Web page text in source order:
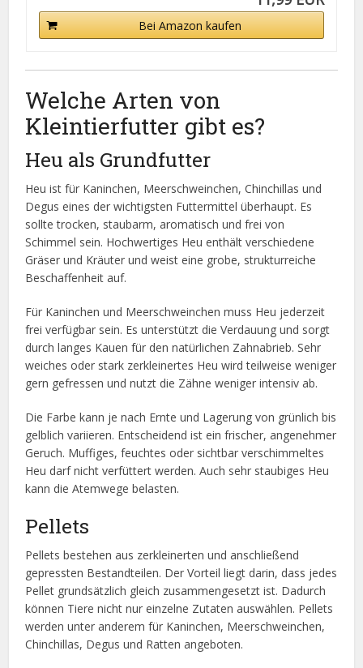
Bei Amazon kaufen
Welche Arten von
Kleintierfutter gibt es?
Heu als Grundfutter
Heu ist für Kaninchen, Meerschweinchen, Chinchillas und
Degus eines der wichtigsten Futtermittel überhaupt. Es
sollte trocken, staubarm, aromatisch und frei von
Schimmel sein. Hochwertiges Heu enthält verschiedene
Gräser und Kräuter und weist eine grobe, strukturreiche
Beschaffenheit auf.
Für Kaninchen und Meerschweinchen muss Heu jederzeit
frei verfügbar sein. Es unterstützt die Verdauung und sorgt
durch langes Kauen für den natürlichen Zahnabrieb. Sehr
weiches oder stark zerkleinertes Heu wird teilweise weniger
gern gefressen und nutzt die Zähne weniger intensiv ab.
Die Farbe kann je nach Ernte und Lagerung von grünlich bis
gelblich variieren. Entscheidend ist ein frischer, angenehmer
Geruch. Muffiges, feuchtes oder sichtbar verschimmeltes
Heu darf nicht verfüttert werden. Auch sehr staubiges Heu
kann die Atemwege belasten.
Pellets
Pellets bestehen aus zerkleinerten und anschließend
gepressten Bestandteilen. Der Vorteil liegt darin, dass jedes
Pellet grundsätzlich gleich zusammengesetzt ist. Dadurch
können Tiere nicht nur einzelne Zutaten auswählen. Pellets
werden unter anderem für Kaninchen, Meerschweinchen,
Chinchillas, Degus und Ratten angeboten.